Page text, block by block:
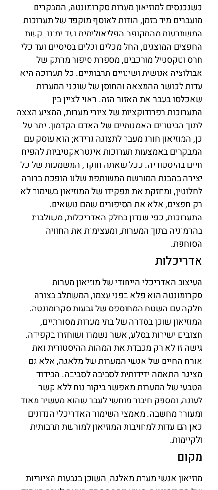
כשנכנסים למוזיאון מערות סקרומונטה, המבקרים
מועברים מיד בזמן, הודות לאוסף מוקפד של תערוכות
המשתרעות מהתקופה הפליאוליתית ועד ימינו. קשת
החפצים המוצגים, החל מכלים וכלים בסיסיים ועד כלי
חרס וטקסטיל מורכבים, מספרת סיפור מרתק של
אבולוציה אנושית ושינויים תרבותיים. כל תערוכה היא
עדות לכושר ההמצאה והחוסן של שוכני המערות
שאכלסו בעבר את האזור הזה. ראוי לציין בין
התערוכות רפרודוקציות של ציורי מערות, המציע הצצה
לתוך הביטויים האמנותיים של האדם הקדמון. יתר על
כן, המוזיאון חורג מעבר לתצוגה גרידא; הוא עוסק עם
המבקרים באמצעות תערוכות אינטראקטיביות להפיח
חיים בהיסטוריה. ככל שאתה חוקר, המשמעות של כל
יצירה בהבנת המורשת המשותפת שלנו הופכת ברורה
לחלוטין, ומחזקת את תפקידו של המוזיאון בשימור לא
רק חפצים, אלא את הסיפורים שהם נושאים.
התערוכות, כפי שנדון בחלק האדריכלות, משולבות
בהרמוניה בתוך המערות, ומעצימות את החוויה
הסוחפת.
אדריכלות
העיצוב האדריכלי הייחודי של מוזיאון מערות
סקרומונטה הוא פלא בפני עצמו, המשתלב בצורה
חלקה עם השטח המחוספס של גבעות סקרומונטה.
המוזיאון שוכן בסדרה של בתי מערות מסורתיים,
חצובים ישירות בסלע, אשר נשמרו ושוחזרו בקפידה.
גישה זו לא רק מכבדת את המהות ההיסטורית ואת
אורח החיים של אנשי המערות של מלאגה, אלא גם
מציגה התאמה ידידותית לסביבה לסביבה. הבידוד
הטבעי של המערות מאפשר ביקור נוח ללא קשר
לעונה, ומספק חיבור מוחשי לעבר שהוא מעשיר מאוד
ומעורר מחשבה. מאמצי השימור האדריכלי הנדונים
כאן הם עדות למחויבות המוזיאון למורשת תרבותית
ולקיימות.
מקום
מוזיאון אנשי מערת מאלגה, השוכן בגבעות הציוריות